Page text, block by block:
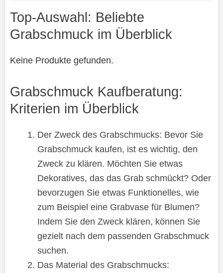
Top-Auswahl: Beliebte
Grabschmuck im Überblick
Keine Produkte gefunden.
Grabschmuck Kaufberatung:
Kriterien im Überblick
Der Zweck des Grabschmucks: Bevor Sie
Grabschmuck kaufen, ist es wichtig, den
Zweck zu klären. Möchten Sie etwas
Dekoratives, das das Grab schmückt? Oder
bevorzugen Sie etwas Funktionelles, wie
zum Beispiel eine Grabvase für Blumen?
Indem Sie den Zweck klären, können Sie
gezielt nach dem passenden Grabschmuck
suchen.
Das Material des Grabschmucks: